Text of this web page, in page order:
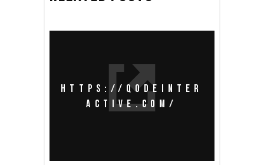
HTTPS://QODEINTER
ACTIVE.COM/